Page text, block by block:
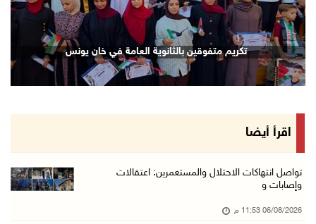
06/آب/2026 09:17 م
إصابة مسن بجروح ورضوض إثر اعتداء جيش الاحتلال ...
06/آب/2026 09:13 م
ورشة توصي بخطة عاجلة لاستعادة التعليم الوجاهي ...
الرئيس يستقبل مجلس بلدية رام الله ويشدد على د ...
جماهير شعبنا تشيع جثمان الشهيد علاء صبيح في ت ...
الاحتلال يوسع حملات الدهم والاعتقال في قلنديا ...
تكريم متفوقين بالثانوية العامة في خان يونس
اقرأ أيضا
تواصل انتهاكات الاحتلال والمستعمرين: اعتقالات
وإصابات و
06/08/2026 11:53 م